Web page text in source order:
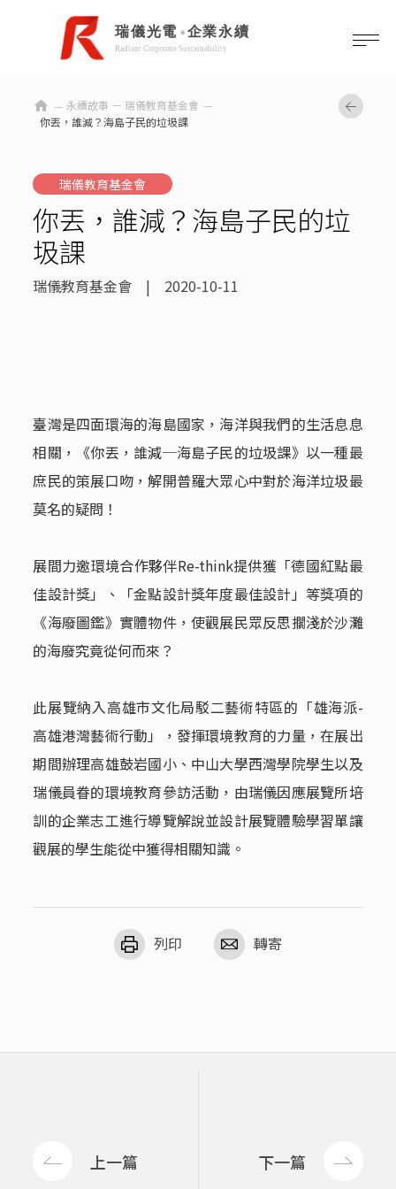
home 永續故事 － 瑞儀教育基金會
你丟，誰減？海島子民的垃圾課
瑞儀教育基金會
你丟，誰減？海島子民的垃
圾課
瑞儀教育基金會 | 2020-10-11
臺灣是四面環海的海島國家，海洋與我們的生活息息
相關，《你丟，誰減─海島子民的垃圾課》以一種最
庶民的策展口吻，解開普羅大眾心中對於海洋垃圾最
莫名的疑問！
展間力邀環境合作夥伴Re-think提供獲「德國紅點最
佳設計獎」、「金點設計獎年度最佳設計」等獎項的
《海廢圖鑑》實體物件，使觀展民眾反思擱淺於沙灘
的海廢究竟從何而來？
此展覽納入高雄市文化局駁二藝術特區的「雄海派-
高雄港灣藝術行動」，發揮環境教育的力量，在展出
期間辦理高雄鼓岩國小、中山大學西灣學院學生以及
瑞儀員眷的環境教育參訪活動，由瑞儀因應展覽所培
訓的企業志工進行導覽解說並設計展覽體驗學習單讓
觀展的學生能從中獲得相關知識。
列印 轉寄
上一篇 下一篇